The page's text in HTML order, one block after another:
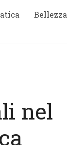
Bellezza
nel